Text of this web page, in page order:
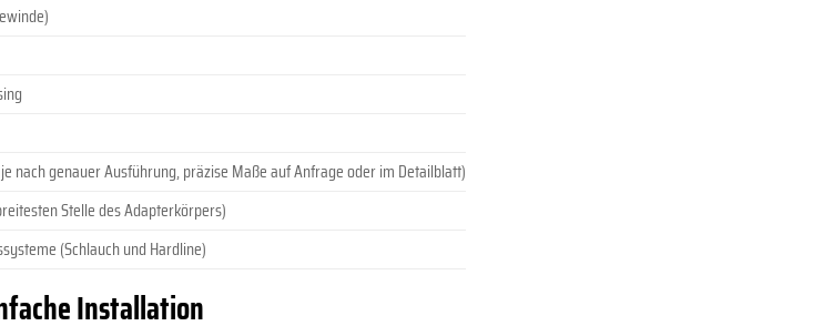
nach genauer Ausführung, präzise Maße auf Anfrage oder im Detailblatt)
Stelle des Adapterkörpers)
(Schlauch und Hardline)
Installation